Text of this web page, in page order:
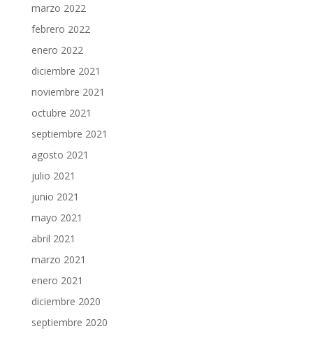
marzo 2022
febrero 2022
enero 2022
diciembre 2021
noviembre 2021
octubre 2021
septiembre 2021
agosto 2021
julio 2021
junio 2021
mayo 2021
abril 2021
marzo 2021
enero 2021
diciembre 2020
septiembre 2020